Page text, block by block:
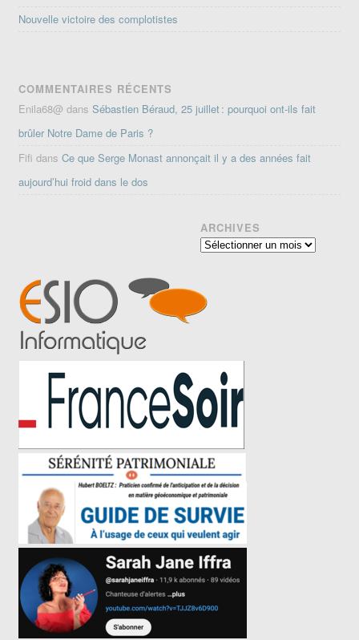
Nouvelle victoire des complotistes
COMMENTAIRES RÉCENTS
Enila68@ dansSébastien Béraud, 25 juillet : pourquoi ont-ils fait
brûler Notre Dame de Paris ?
Fifi dansCe que Serge Monast annonçait il y a des années fait
aujourd’hui froid dans le dos
ARCHIVES
Archives